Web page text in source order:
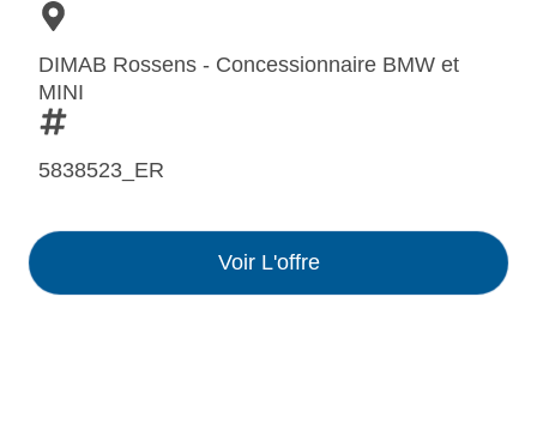
DIMAB Rossens - Concessionnaire BMW et
MINI
5838523_ER
Voir L'offre